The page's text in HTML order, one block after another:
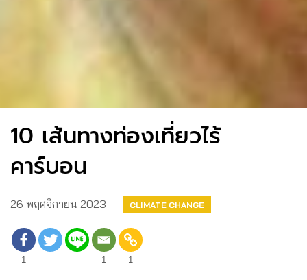
10 เส้นทางท่องเที่ยวไร้
คาร์บอน
26 พฤศจิกายน 2023 CLIMATE CHANGE
1 1 1